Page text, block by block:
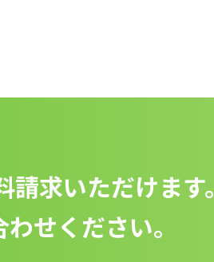
求いただけます。
せください。